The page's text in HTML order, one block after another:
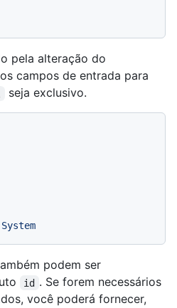
pela alteração do
campos de entrada para
seja exclusivo.
System
podem ser
id . Se forem necessários
você poderá fornecer,